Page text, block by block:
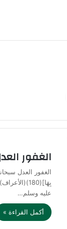
الغفور
الغفور العدل
عليه وسلم…
أكمل القراءة »